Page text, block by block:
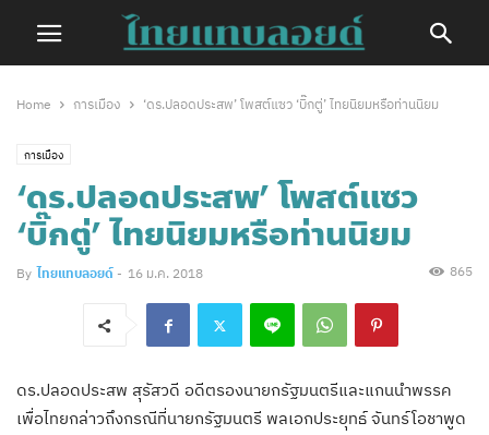
Home การเมือง ‘ดร.ปลอดประสพ’ โพสต์แซว ‘บิ๊กตู่’ ไทยนิยมหรือท่านนิยม
การเมือง
‘ดร.ปลอดประสพ’ โพสต์แซว
‘บิ๊กตู่’ ไทยนิยมหรือท่านนิยม
By ไทยแทบลอยด์ - 16 ม.ค. 2018 865
ดร.ปลอดประสพ สุรัสวดี อดีตรองนายกรัฐมนตรีและแกนนำพรรค
เพื่อไทยกล่าวถึงกรณีที่นายกรัฐมนตรี พลเอกประยุทธ์ จันทร์โอชาพูด